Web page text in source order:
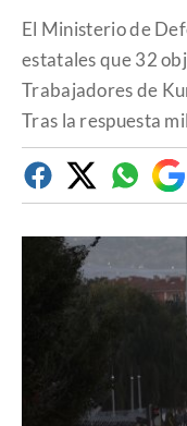
El Ministerio de
estatales que 32
Trabajadores de
Tras la respuesta
FacebookTwitter